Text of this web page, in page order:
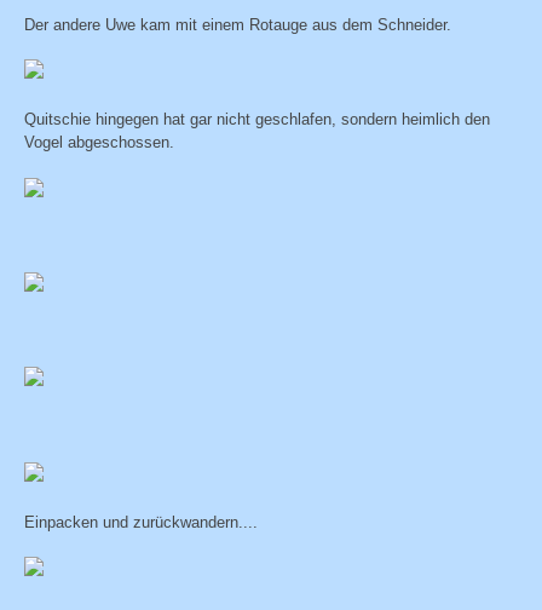
Der andere Uwe kam mit einem Rotauge aus dem Schneider.
Quitschie hingegen hat gar nicht geschlafen, sondern heimlich den
Vogel abgeschossen.
Einpacken und zurückwandern....